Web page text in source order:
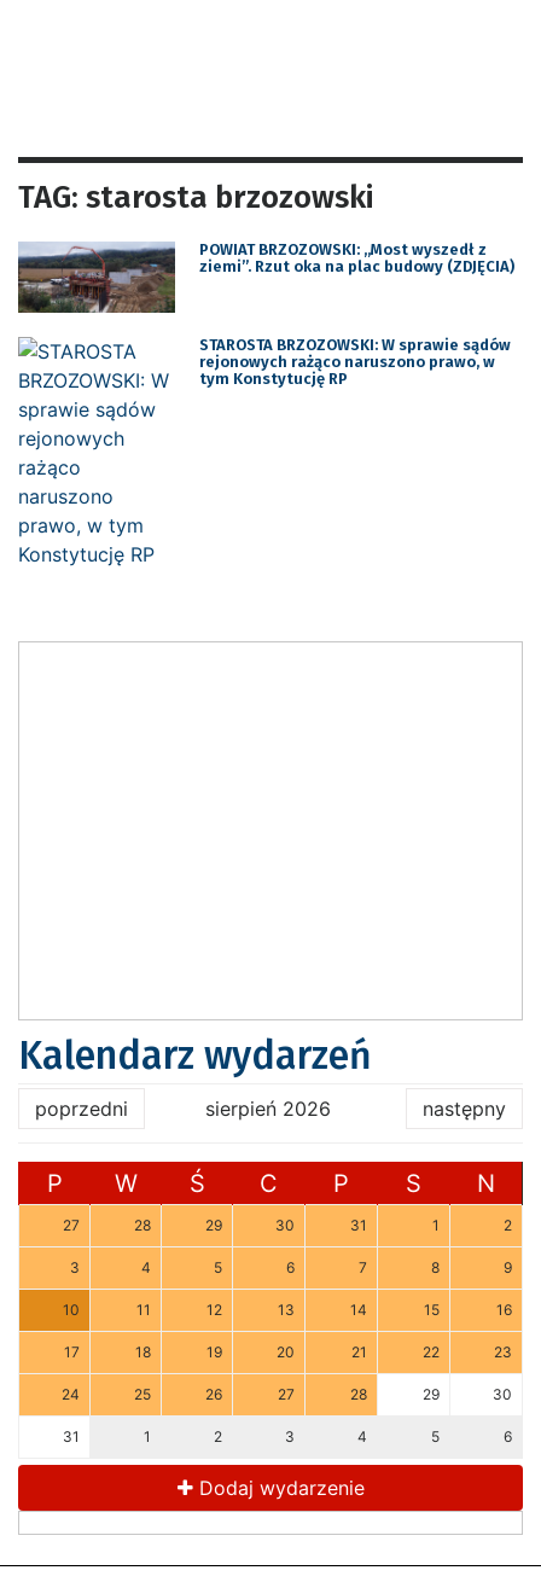
TAG: starosta brzozowski
POWIAT BRZOZOWSKI: ,,Most wyszedł z
ziemi”. Rzut oka na plac budowy (ZDJĘCIA)
STAROSTA BRZOZOWSKI: W sprawie sądów
rejonowych rażąco naruszono prawo, w
tym Konstytucję RP
Kalendarz wydarzeń
poprzedni sierpień 2026 następny
P W Ś C P S N
27 28 29 30 31 1 2
3 4 5 6 7 8 9
10 11 12 13 14 15 16
17 18 19 20 21 22 23
24 25 26 27 28 29 30
31 1 2 3 4 5 6
Dodaj wydarzenie